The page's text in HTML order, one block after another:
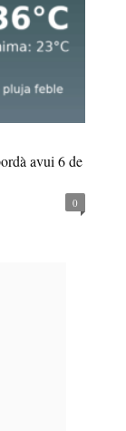
avui 6 de
0